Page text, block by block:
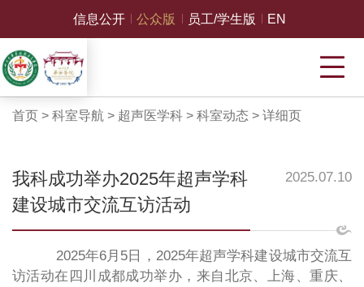
信息公开 公众版 员工/学生版 EN
首页 > 科室导航> 超声医学科> 科室动态 > 详细页
我科成功举办2025年超声学科
建设城市交流互访活动
2025.07.10
2025年6月 5 日， 2025年超声学科建设城市交流互
访活动在四川成都成功举办，来自北京、上海、重庆、